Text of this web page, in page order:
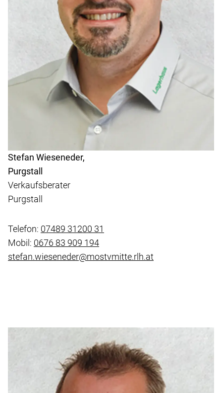
Stefan Wieseneder,
Purgstall
Verkaufsberater
Purgstall
Telefon: 07489 31200 31
Mobil: 0676 83 909 194
stefan.wieseneder@mostvmitte.rlh.at